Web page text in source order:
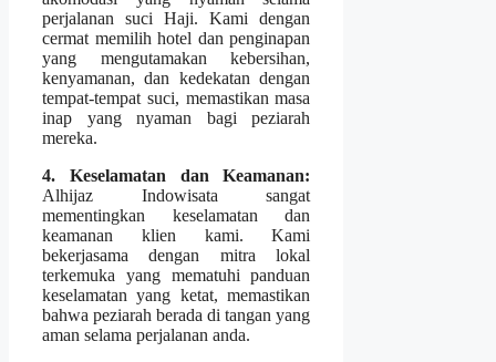
perjalanan suci Haji. Kami dengan
cermat memilih hotel dan penginapan
yang mengutamakan kebersihan,
kenyamanan, dan kedekatan dengan
tempat-tempat suci, memastikan masa
inap yang nyaman bagi peziarah
mereka.
4. Keselamatan dan Keamanan:
Alhijaz Indowisata sangat
mementingkan keselamatan dan
keamanan klien kami. Kami
bekerjasama dengan mitra lokal
terkemuka yang mematuhi panduan
keselamatan yang ketat, memastikan
bahwa peziarah berada di tangan yang
aman selama perjalanan anda.